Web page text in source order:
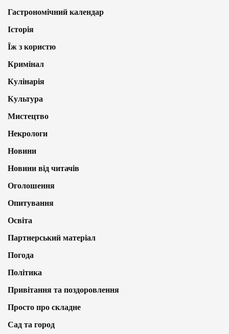
Гастрономічний календар
Історія
Їж з користю
Кримінал
Кулінарія
Культура
Мистецтво
Некрологи
Новини
Новини від читачів
Оголошення
Опитування
Освіта
Партнерський матеріал
Погода
Політика
Привітання та поздоровлення
Просто про складне
Сад та город